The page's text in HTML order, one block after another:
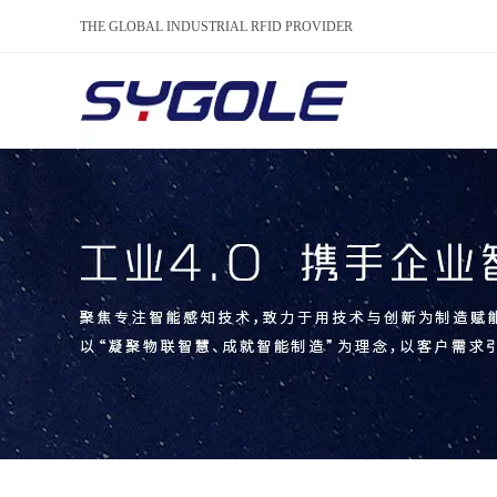
THE GLOBAL INDUSTRIAL RFID PROVIDER